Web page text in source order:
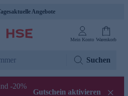
Angebote
Mein Konto Warenkorb
Suchen
-20%
Gutschein aktivieren